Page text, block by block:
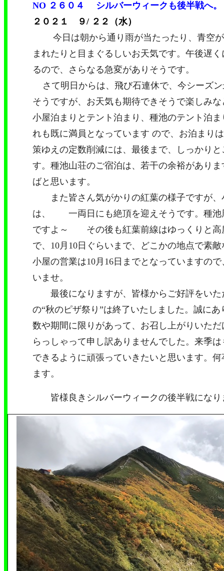
NO ２６０４
シルバーウィークも後半戦へ。
２０２１ ９/ ２２（水）
今日は朝から通り雨が当たったり、青空
まれたりと目まぐるしいお天気です。午後遅
るので、さらなる急変がありそうです。
さて明日からは、飛び石連休で、今シーズ
そうですが、お天気も期待できそうで楽しみ
小屋泊まりとテント泊まり、種池のテント泊
れも既に満員となっています ので、お泊まり
策ゆえの定数削減には、最後まで、しっかり
す。種池山荘のご宿泊は、若干の余裕があり
ばと思います。
また皆さん気がかりの紅葉の様子ですが、
は、 一両日にも絶頂を迎えそうです。種池
ですよ～ その後も紅葉前線はゆっくりと高
で、 10月 10 日ぐらいまで、どこかの地点で素
小屋の営業は10月 16 日までとなっていますの
いませ。
最後になりますが、皆様からご好評をいた
の“秋のピザ祭り”は終了いたしました。誠に
数や期間に限りがあって、お召し上がりいた
らっしゃって申し訳ありませんでした。来季
できるように頑張っていきたいと思います。
ます。
皆様良きシルバーウィークの後半戦になり